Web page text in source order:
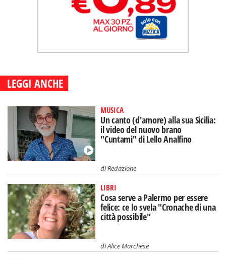
LEGGI ANCHE
MUSICA
Un canto (d'amore) alla sua Sicilia:
il video del nuovo brano
"Cuntami" di Lello Analfino
diRedazione
LIBRI
Cosa serve a Palermo per essere
felice: ce lo svela "Cronache di una
città possibile"
diAlice Marchese